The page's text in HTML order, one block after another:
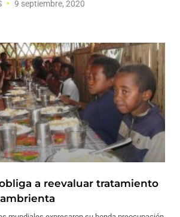
9 septiembre, 2020
a reevaluar tratamiento